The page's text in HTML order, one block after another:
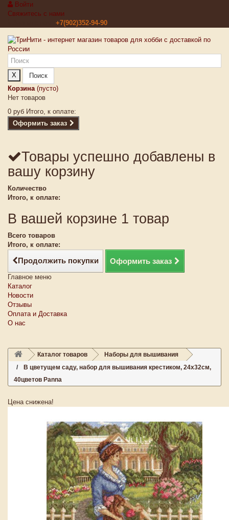
Войти
Свяжитесь с нами
+7(902)352-94-90
X
Поиск
Корзина (пусто)
Нет товаров
0 руб Итого, к оплате:
Оформить заказ
Товары успешно добавлены в
вашу корзину
Количество
Итого, к оплате:
В вашей корзине 1 товар
Всего товаров
Итого, к оплате:
Продолжить покупки Оформить заказ
Главное меню
Каталог
Новости
Отзывы
Оплата и Доставка
О нас
Каталог товаров
Наборы для вышивания
В цветущем саду, набор для вышивания крестиком, 24х32см,
40цветов Panna
Цена снижена!